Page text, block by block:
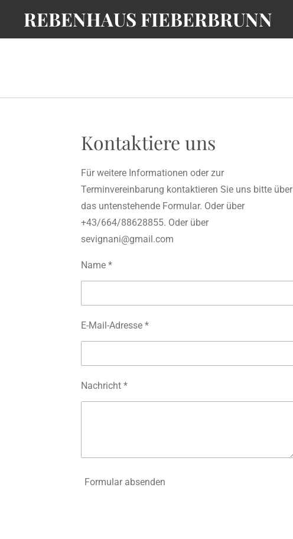
Zum
Hauptinhalt
REBENHAUS FIEBERBRUNN
Kontaktiere uns
Für weitere Informationen oder zur
Terminvereinbarung kontaktieren Sie uns bitte über
das untenstehende Formular. Oder über
+43/664/88628855. Oder über
sevignani@gmail.com
Name *
E-Mail-Adresse *
Nachricht *
Formular absenden